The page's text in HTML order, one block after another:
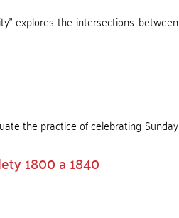
explores the intersections between
the practice of celebrating Sunday
1800 a 1840